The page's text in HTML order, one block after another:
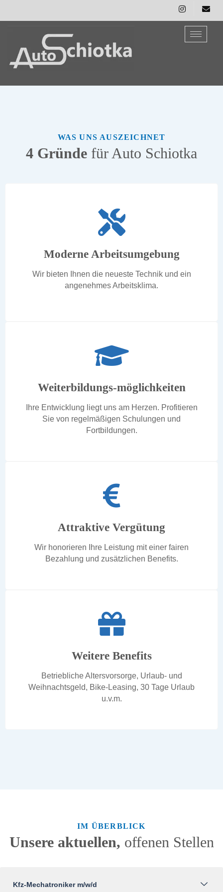
WAS UNS AUSZEICHNET
4 Gründe für Auto Schiotka
Moderne Arbeitsumgebung
Wir bieten Ihnen die neueste Technik und ein
angenehmes Arbeitsklima.
Weiterbildungs-möglichkeiten
Ihre Entwicklung liegt uns am Herzen. Profitieren
Sie von regelmäßigen Schulungen und
Fortbildungen.
Attraktive Vergütung
Wir honorieren Ihre Leistung mit einer fairen
Bezahlung und zusätzlichen Benefits.
Weitere Benefits
Betriebliche Altersvorsorge, Urlaub- und
Weihnachtsgeld, Bike-Leasing, 30 Tage Urlaub
u.v.m.
IM ÜBERBLICK
Unsere aktuellen, offenen Stellen
Kfz-Mechatroniker m/w/d